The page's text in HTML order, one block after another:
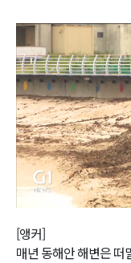
[앵커]
매년 동해안 해변은